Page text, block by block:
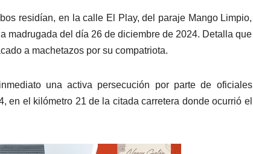
residían, en la calle El Play, del paraje Mango Limpio,
madrugada del día 26 de diciembre de 2024. Detalla que
a machetazos por su compatriota.
una activa persecución por parte de oficiales
en el kilómetro 21 de la citada carretera donde ocurrió el